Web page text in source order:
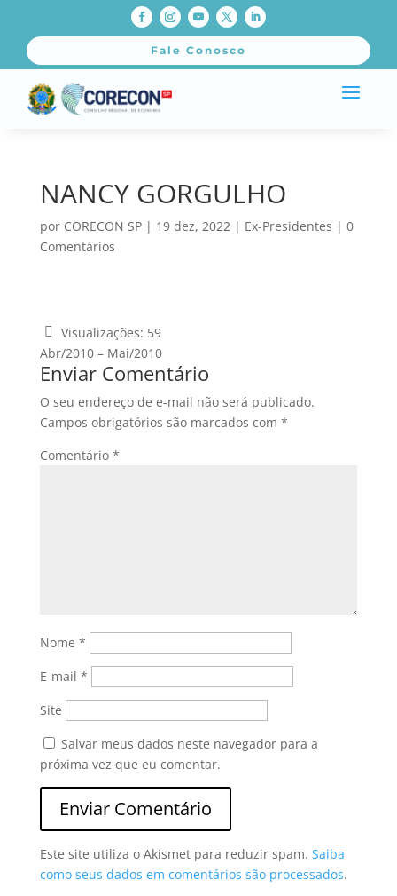
Fale Conosco
NANCY GORGULHO
por CORECON SP| 19 dez, 2022 | Ex-Presidentes | 0
Comentários
Visualizações: 59
Abr/2010 – Mai/2010
Enviar Comentário
O seu endereço de e-mail não será publicado.
Campos obrigatórios são marcados com *
Comentário *
Nome *
E-mail *
Site
Salvar meus dados neste navegador para a
próxima vez que eu comentar.
Este site utiliza o Akismet para reduzir spam. Saiba
como seus dados em comentários são processados.